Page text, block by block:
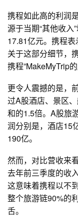
携程如此高的利润
源于当期“其他收入
17.81亿元。携程表
关于这部分细节，
携程”MakeMyTrip的
更令人震撼的是，
过A股酒店、景区
和的1.5倍。A股旅
润分别是，酒店15
190亿。
然而，对比营收来
去年前三季度的收
这意味着携程以不
整个旅游链90%的
舌。